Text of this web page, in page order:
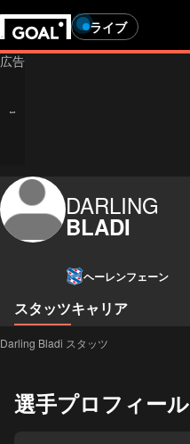
ライブ
DARLING
BLADI
ヘーレンフェーン
スタッツキャリア
Darling Bladi スタッツ
選手プロフィール